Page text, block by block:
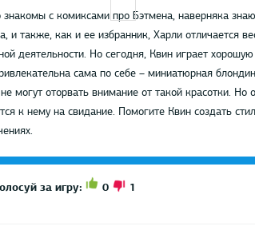
знакомы с комиксами про Бэтмена, наверняка
и также, как и ее избранник, Харли отличается
деятельности. Но сегодня, Квин играет
сама по себе – миниатюрная
могут оторвать внимание от такой красотки.
к нему на свидание. Помогите Квин создать
за игру: 0 1